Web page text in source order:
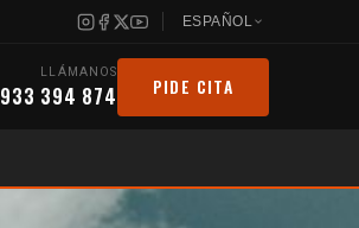
ESPAÑOL
LLÁMANOS
933 394 874 PIDE CITA